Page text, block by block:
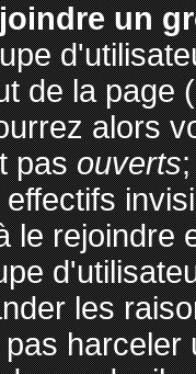
un
de la page
alors
pasouverts
le rejoindre
les